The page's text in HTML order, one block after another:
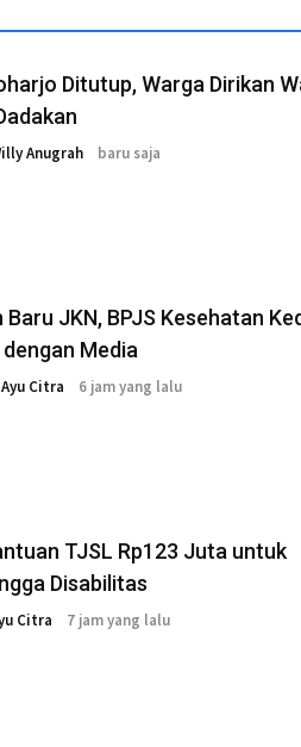
Ditutup, Warga Dirikan
Anugrah baru saja
Baru JKN, BPJS Kesehatan
Media
Ayu Citra 6 jam yang lalu
TJSL Rp123 Juta untuk
Disabilitas
Citra 7 jam yang lalu